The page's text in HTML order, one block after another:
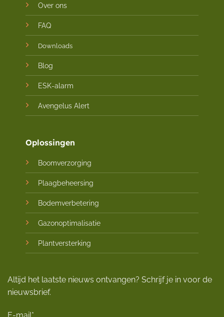
Over ons
FAQ
Downloads
Blog
ESK-alarm
Avengelus Alert
Oplossingen
Boomverzorging
Plaagbeheersing
Bodemverbetering
Gazonoptimalisatie
Plantversterking
Altijd het laatste nieuws ontvangen? Schrijf je in voor de
nieuwsbrief.